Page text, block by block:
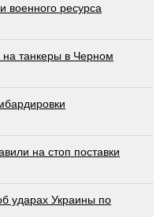
военного ресурса
танкеры в Черном
на стоп поставки
ударах Украины по